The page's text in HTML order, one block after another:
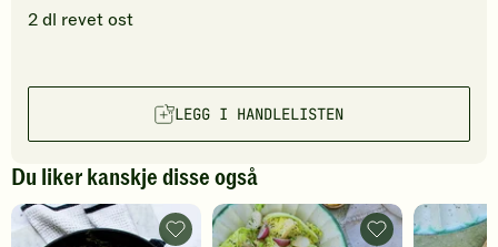
2dl revet ost
LEGG I HANDLELISTEN
Du liker kanskje disse også
Culotte
Culotte